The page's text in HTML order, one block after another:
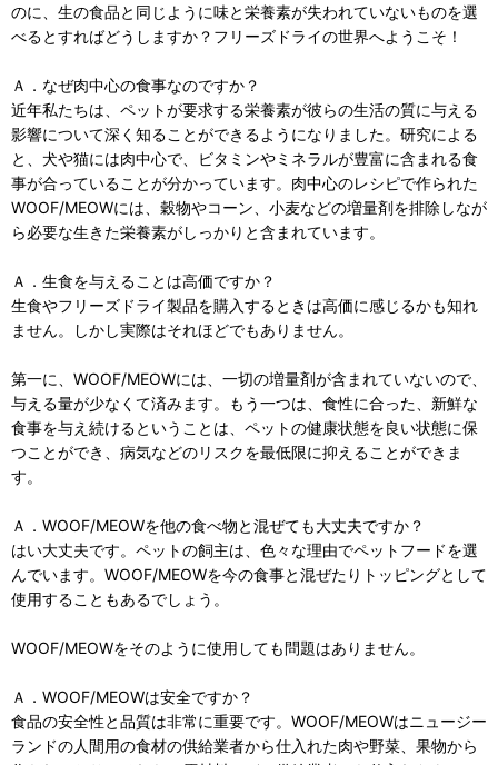
のに、生の食品と同じように味と栄養素が失われていないものを選
べるとすればどうしますか？フリーズドライの世界へようこそ！
Ａ．なぜ肉中心の食事なのですか？
近年私たちは、ペットが要求する栄養素が彼らの生活の質に与える
影響について深く知ることができるようになりました。研究による
と、犬や猫には肉中心で、ビタミンやミネラルが豊富に含まれる食
事が合っていることが分かっています。肉中心のレシピで作られた
WOOF/MEOWには、穀物やコーン、小麦などの増量剤を排除しなが
ら必要な生きた栄養素がしっかりと含まれています。
Ａ．生食を与えることは高価ですか？
生食やフリーズドライ製品を購入するときは高価に感じるかも知れ
ません。しかし実際はそれほどでもありません。
第一に、WOOF/MEOWには、一切の増量剤が含まれていないので、
与える量が少なくて済みます。もう一つは、食性に合った、新鮮な
食事を与え続けるということは、ペットの健康状態を良い状態に保
つことができ、病気などのリスクを最低限に抑えることができま
す。
Ａ．WOOF/MEOWを他の食べ物と混ぜても大丈夫ですか？
はい大丈夫です。ペットの飼主は、色々な理由でペットフードを選
んでいます。WOOF/MEOWを今の食事と混ぜたりトッピングとして
使用することもあるでしょう。
WOOF/MEOWをそのように使用しても問題はありません。
Ａ．WOOF/MEOWは安全ですか？
食品の安全性と品質は非常に重要です。WOOF/MEOWはニュージー
ランドの人間用の食材の供給業者から仕入れた肉や野菜、果物から